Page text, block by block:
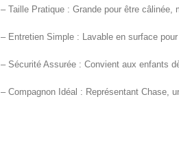
– Taille Pratique : Grande pour être câlinée,
– Entretien Simple : Lavable en surface
– Sécurité Assurée : Convient aux enfants
– Compagnon Idéal : Représentant Chase,